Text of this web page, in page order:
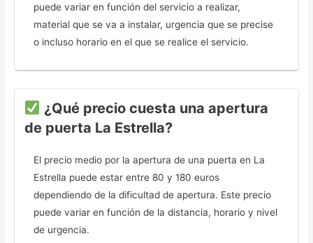
puede variar en función del servicio a realizar,
material que se va a instalar, urgencia que se precise
o incluso horario en el que se realice el servicio.
¿Qué precio cuesta una apertura
de puerta La Estrella?
El precio medio por la apertura de una puerta en La
Estrella puede estar entre 80 y 180 euros
dependiendo de la dificultad de apertura. Este precio
puede variar en función de la distancia, horario y nivel
de urgencia.